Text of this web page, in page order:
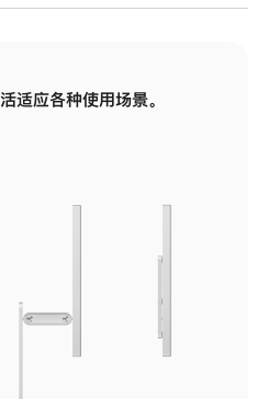
适应各种使用场景。